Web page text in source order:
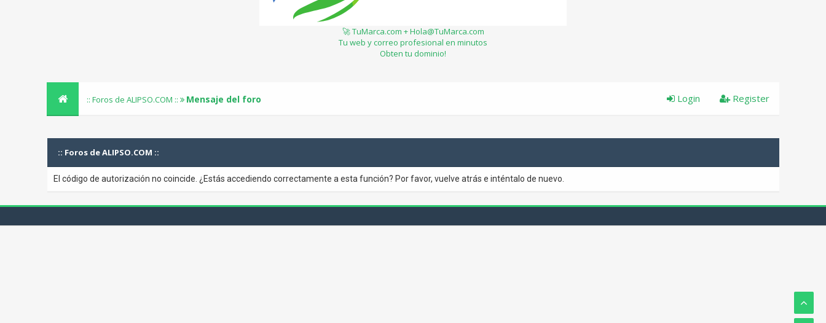
🚀 TuMarca.com + Hola@TuMarca.com
Tu web y correo profesional en minutos
Obten tu dominio!
:: Foros de ALIPSO.COM :: Mensaje del foro Register
Login
:: Foros de ALIPSO.COM ::
El código de autorización no coincide. ¿Estás accediendo correctamente a esta función? Por favor, vuelve atrás e inténtalo de nuevo.